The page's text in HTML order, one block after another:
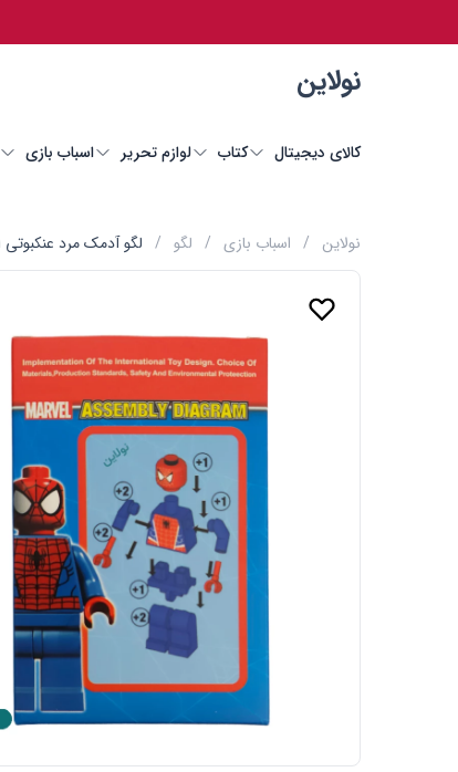
نولاین
کالای دیجیتال کتاب لوازم تحریر اسباب بازی
نولاین / اسباب بازی / لگو / لگو آدمک مرد عنکبوتی spiderman بی تی کد BT 9009